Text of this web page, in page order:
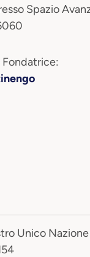
Spazio
Fondatrice:
Unico